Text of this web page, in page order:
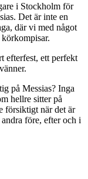
i Stockholm för
Det är inte en
där vi med något
efterfest, ett perfekt
på Messias? Inga
hellre sitter på
försiktigt när det är
före, efter och i